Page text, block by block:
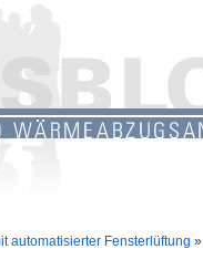
automatisierter Fensterlüftung »